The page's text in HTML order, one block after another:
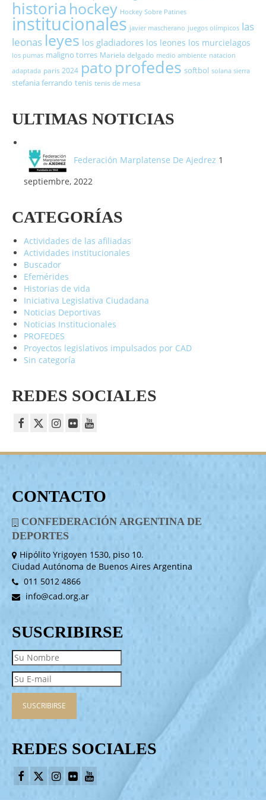
historia hockey Hockey Sobre Patines
institucionales javier mascherano juegos olímpicos las
leonas leyes los gladiadores los leones los murcielagos
los pumas maligno torres Mariela delgado medio ambiente natacion
adaptada paris 2024 pato profedes softbol solana sierra
stefania ferrando tenis tenis de mesa
ULTIMAS NOTICIAS
Federación Marplatense De Ajedrez 1
septiembre, 2022
CATEGORÍAS
Actividades de las afiliadas
Actividades institucionales
Buscador
Efemérides
Historias de vida
Iniciativa Legislativa Ciudadana
Noticias Deportivas
Noticias Institucionales
PROFEDES
Proyectos legislativos impulsados por CAD
Sin categoría
REDES SOCIALES
CONTACTO
CONFEDERACIÓN ARGENTINA DE
DEPORTES
Hipólito Yrigoyen 1530, piso 10.
Ciudad Autónoma de Buenos Aires Argentina
011 5012 4866
info@cad.org.ar
SUSCRIBIRSE
REDES SOCIALES